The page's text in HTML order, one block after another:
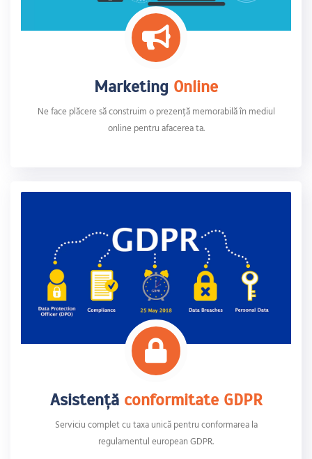
Marketing Online
Ne face plăcere să construim o prezență memorabilă în mediul
online pentru afacerea ta.
Asistență conformitate GDPR
Serviciu complet cu taxa unică pentru conformarea la
regulamentul european GDPR.